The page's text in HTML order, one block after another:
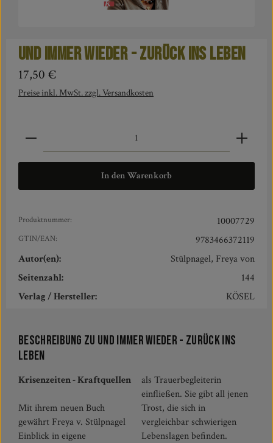
Und immer wieder - zurück ins Leben
Regulärer Preis:
17,50 €
Preise inkl. MwSt. zzgl. Versandkosten
Produkt Anzahl: Gib den gewünschten Wert ein oder
In den Warenkorb
Produktnummer: 10007729
GTIN/EAN:
9783466372119
Autor(en):
Stülpnagel, Freya von
Seitenzahl:
144
Verlag / Hersteller:
KÖSEL
Beschreibung zu Und immer wieder - zurück ins
Leben
Krisenzeiten - Kraftquellen
Mit ihrem neuen Buch
gewährt Freya v. Stülpnagel
Einblick in eigene
als Trauerbegleiterin
einfließen. Sie gibt all jenen
Trost, die sich in
vergleichbar schwierigen
Lebenslagen befinden.